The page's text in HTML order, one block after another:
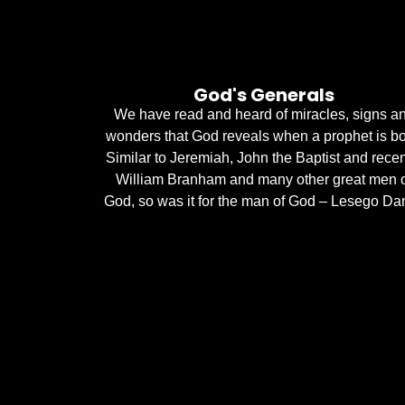
God's Generals
We have read and heard of miracles, signs
wonders that God reveals when a prophet is
Similar to Jeremiah, John the Baptist and
William Branham and many other great men
God, so was it for the man of God – Lesego